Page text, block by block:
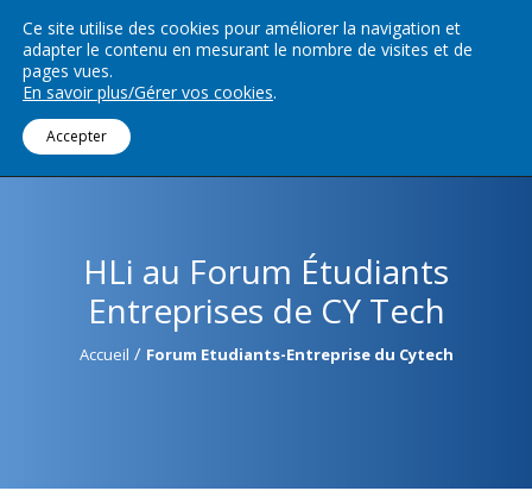
Menu
HLi au Forum Étudiants
Entreprises de CY Tech
Accueil / Forum Etudiants-Entreprise du Cytech
Ce site utilise des cookies pour améliorer la navigation et
adapter le contenu en mesurant le nombre de visites et de
pages vues.
En savoir plus/Gérer vos cookies.
Accepter